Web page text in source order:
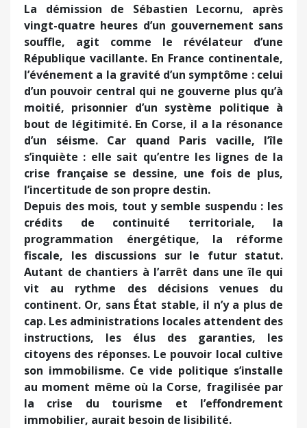
La démission de Sébastien Lecornu, après
vingt-quatre heures d’un gouvernement sans
souffle, agit comme le révélateur d’une
République vacillante. En France continentale,
l’événement a la gravité d’un symptôme : celui
d’un pouvoir central qui ne gouverne plus qu’à
moitié, prisonnier d’un système politique à
bout de légitimité. En Corse, il a la résonance
d’un séisme. Car quand Paris vacille, l’île
s’inquiète : elle sait qu’entre les lignes de la
crise française se dessine, une fois de plus,
l’incertitude de son propre destin.
Depuis des mois, tout y semble suspendu : les
crédits de continuité territoriale, la
programmation énergétique, la réforme
fiscale, les discussions sur le futur statut.
Autant de chantiers à l’arrêt dans une île qui
vit au rythme des décisions venues du
continent. Or, sans État stable, il n’y a plus de
cap. Les administrations locales attendent des
instructions, les élus des garanties, les
citoyens des réponses. Le pouvoir local cultive
son immobilisme. Ce vide politique s’installe
au moment même où la Corse, fragilisée par
la crise du tourisme et l’effondrement
immobilier, aurait besoin de lisibilité.